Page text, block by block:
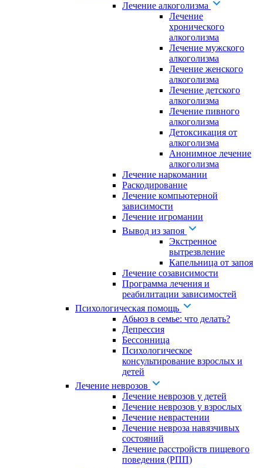
Лечение алкоголизма
Лечение
хронического
алкоголизма
Лечение мужского
алкоголизма
Лечение женского
алкоголизма
Лечение детского
алкоголизма
Лечение пивного
алкоголизма
Детоксикация от
алкоголизма
Анонимное лечение
алкоголизма
Лечение наркомании
Раскодирование
Лечение компьютерной
зависимости
Лечение игромании
Вывод из запоя
Экстренное
вытрезвление
Капельница от запоя
Лечение созависимости
Программа лечения и
реабилитации зависимостей
Психологическая помощь
Абьюз в семье: что делать?
Депрессия
Бессонница
Психологическое
консультирование взрослых и
детей
Лечение неврозов
Лечение неврозов у детей
Лечение неврозов у взрослых
Лечение неврастении
Лечение невроза навязчивых
состояний
Лечение расстройств пищевого
поведения (РПП)